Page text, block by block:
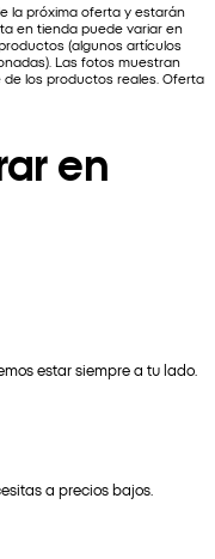
la próxima oferta y estarán
en tienda puede variar en
(algunos artículos
Las fotos muestran
los productos reales. Oferta
en
estar siempre a tu lado.
a precios bajos.